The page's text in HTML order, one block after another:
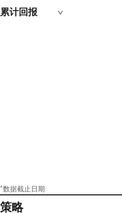
累计回报
*数据截止日期:
策略